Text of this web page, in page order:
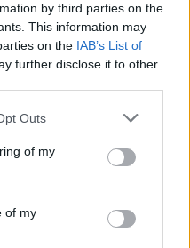
by third parties on the
This information may
on the IAB’s List of
further disclose it to other
uses one or more Google
You may click to
its third-party tags to
purposes in below Google
Outs
of my
of my
HOLLYWOOD
#MEGHAN MARKLE
DIANA HERCEGNŐ
CSALÁD